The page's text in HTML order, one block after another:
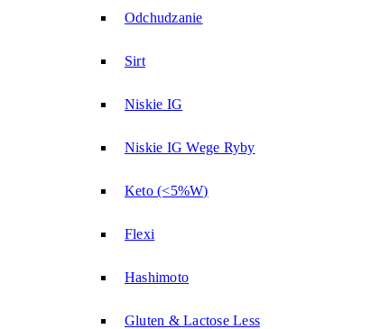
Odchudzanie
Sirt
Niskie IG
Niskie IG Wege Ryby
Keto (<5%W)
Flexi
Hashimoto
Gluten & Lactose Less